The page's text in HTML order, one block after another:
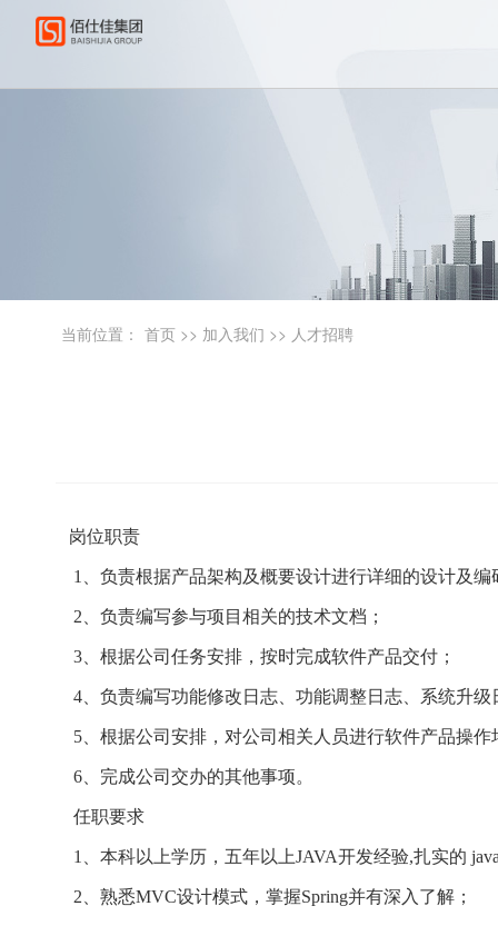
当前位置： 首页 >> 加入我们 >> 人才招聘
岗位职责
1、负责根据产品架构及概要设计进行详细的设计及编
2、负责编写参与项目相关的技术文档；
3、根据公司任务安排，按时完成软件产品交付；
4、负责编写功能修改日志、功能调整日志、系统升
5、根据公司安排，对公司相关人员进行软件产品操作
6、完成公司交办的其他事项。
任职要求
1、本科以上学历，五年以上JAVA开发经验,扎实的
2、熟悉MVC设计模式，掌握Spring并有深入了解；